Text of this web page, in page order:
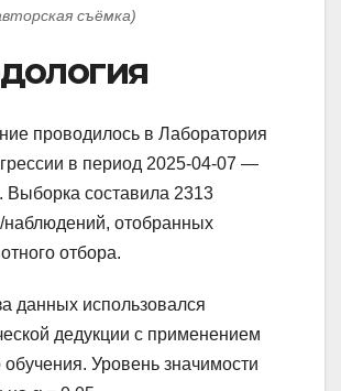
съёмка)
проводилось в Лаборатория
в период 2025-04-07 —
Выборка составила 2313
наблюдений, отобранных
отбора.
данных использовался
дедукции с применением
Уровень значимости